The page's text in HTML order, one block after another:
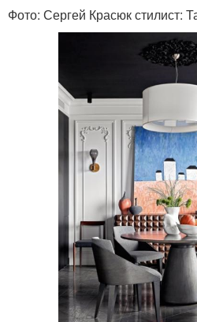
Фото: Сергей Красюк стилист: